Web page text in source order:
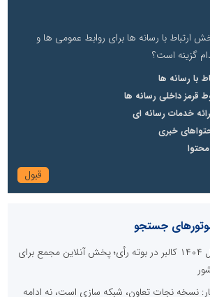
با رسانه ها برای روابط عمومی ها و
گزینه است؟
با رسانه ها
داخلی رسانه ها
خدمات رسانه ای
خبری
جستجو
صورت‌های مالی سال ۱۴۰۴ کالبر در بوته رأی؛ پخش آنلاین مجمع برای
نسخه نجات تعاون، شبکه سازی است، نه ادامه